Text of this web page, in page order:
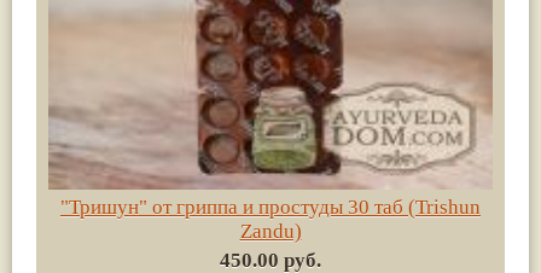
"Тришун" от гриппа и простуды 30 таб (Trishun
Zandu)
450.00 руб.